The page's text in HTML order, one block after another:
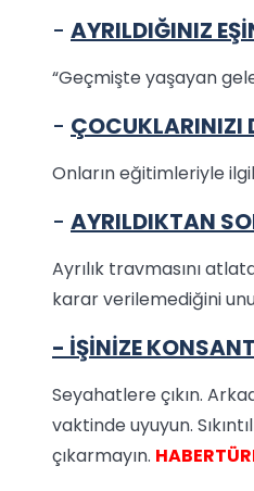
- AYRILDIĞINIZ
“Geçmişte yaşayan
- ÇOCUKLARINIZI
Onların eğitimleriyle
- AYRILDIKTAN
Ayrılık travmasını
karar verilemediğini
- İŞİNİZE
Seyahatlere çıkın.
vaktinde uyuyun.
çıkarmayın.